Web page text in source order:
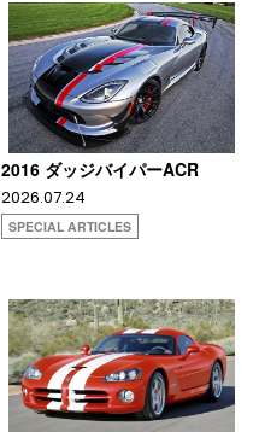
2016 ダッジバイパーACR
2026.07.24
SPECIAL ARTICLES